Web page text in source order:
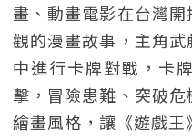
畫、動畫電影在台灣
觀的漫畫故事，主角
中進行卡牌對戰，卡
擊，冒險患難、突破
繪畫風格，讓《遊戲王